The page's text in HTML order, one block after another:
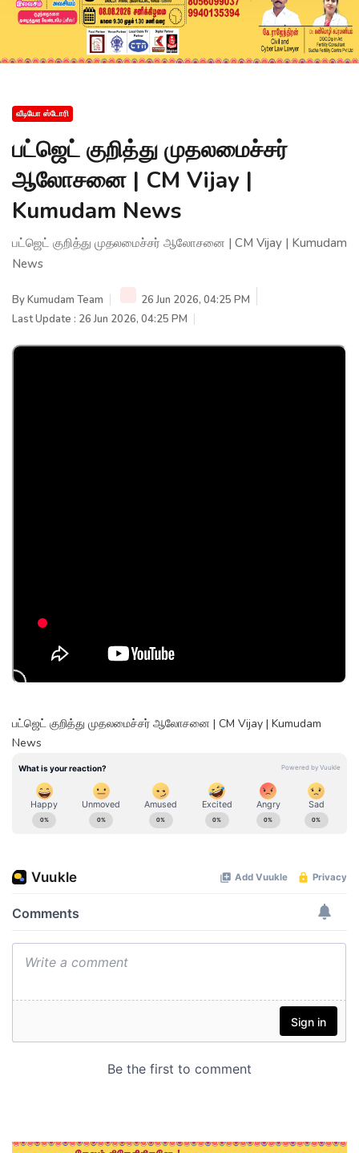
வீடியோ ஸ்டோரி
பட்ஜெட் குறித்து முதலமைச்சர்
ஆலோசனை | CM Vijay |
Kumudam News
பட்ஜெட் குறித்து முதலமைச்சர் ஆலோசனை | CM Vijay | Kumudam
News
ByKumudam Team
26 Jun 2026, 04:25 PM
Last Update : 26 Jun 2026, 04:25 PM
பட்ஜெட் குறித்து முதலமைச்சர் ஆலோசனை | CM Vijay | Kumudam
News